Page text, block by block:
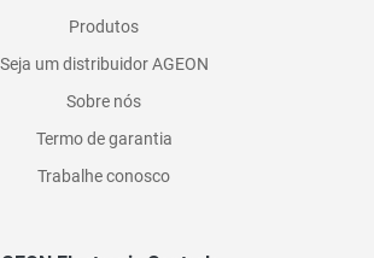
Produtos
Seja um distribuidor AGEON
Sobre nós
Termo de garantia
Trabalhe conosco